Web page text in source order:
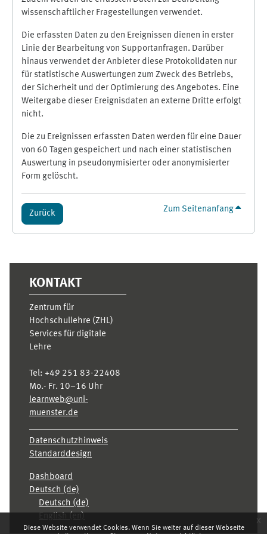
Diese Website verwendet Cookies. Wenn Sie weiter auf dieser Webseite
x
wissenschaftlicher Fragestellungen verwendet.
Die erfassten Daten zu den Ereignissen dienen in erster
Linie der Bearbeitung von Supportanfragen. Darüber
hinaus verwendet der Anbieter diese Protokolldaten nur
für statistische Auswertungen zum Zweck des Betriebs,
der Sicherheit und der Optimierung des Angebotes. Eine
Weitergabe dieser Ereignisdaten an externe Dritte erfolgt
nicht.
Die zu Ereignissen erfassten Daten werden für eine Dauer
von 60 Tagen gespeichert und nach einer statistischen
Auswertung in pseudonymisierter oder anonymisierter
Form gelöscht.
Zurück Zum Seitenanfang
KONTAKT
Zentrum für
Hochschullehre (ZHL)
Services für digitale
Lehre
Tel: +49 251 83-22408
Mo.- Fr. 10–16 Uhr
learnweb@uni-
muenster.de
Datenschutzhinweis
Standarddesign
Dashboard
Deutsch ‎(de)‎
Deutsch ‎(de)‎